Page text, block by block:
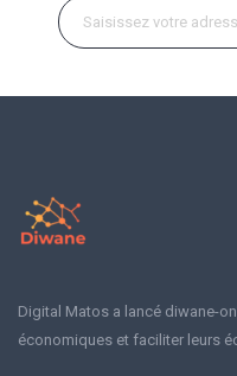
Digital Matos a lancé diwane-
économiques et faciliter leurs